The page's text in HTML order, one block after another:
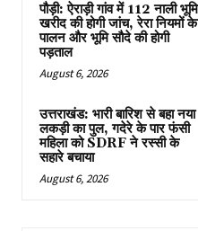
पौड़ी: ऐराड़ी गांव में 112 नाली भूमि
खरीद की होगी जांच, रेरा नियमों के
पालन और भूमि सौदे की होगी
पड़ताल
August 6, 2026
उत्तराखंड: भारी बारिश से बहा नया
लकड़ी का पुल, गदेरे के पार फंसी
महिला को SDRF ने रस्सी के
सहारे बचाया
August 6, 2026